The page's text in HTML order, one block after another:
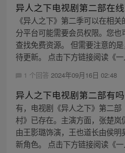
异人之下电视剧第二部在
《异人之下》第二季可以在相
分平台可能需要会员权限。您
查找免费资源。 但需要注意的是
待更新。 点击下方链接阅读《
1 个回答 2024年09月16日 02:48
异人之下电视剧第二部有吗
有，电视剧《异人之下》第二
村》已存在。主演方面，张楚岚
由王影璐饰演，王也道长由侯
新角色。 点击下方链接阅读《